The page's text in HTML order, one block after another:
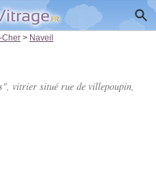
Cher > Naveil
vitrier situé rue de villepoupin,